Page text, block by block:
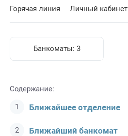
Горячая линия Личный кабинет
Банкоматы: 3
Содержание:
Ближайшее отделение
Ближайший банкомат